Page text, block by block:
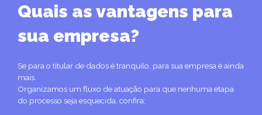
Quais as vantagens para
sua empresa?
Se para o titular de dados é tranquilo, para sua empresa é ainda
mais.
Organizamos um fluxo de atuação para que nenhuma etapa
do processo seja esquecida, confira: